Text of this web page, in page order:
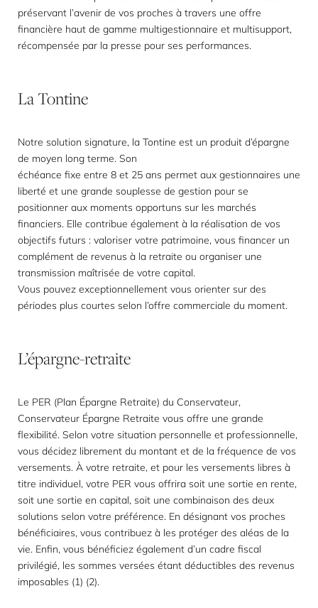
préservant l’avenir de vos proches à travers une offre
financière haut de gamme multigestionnaire et multisupport,
récompensée par la presse pour ses performances.
LaTontine
Notre solution signature, la Tontine est un produit d’épargne
de moyen long terme. Son
échéance fixe entre 8 et 25 ans permet aux gestionnaires une
liberté et une grande souplesse de gestion pour se
positionner aux moments opportuns sur les marchés
financiers. Elle contribue également à la réalisation de vos
objectifs futurs : valoriser votre patrimoine, vous financer un
complément de revenus à la retraite ou organiser une
transmission maîtrisée de votre capital.
Vous pouvez exceptionnellement vous orienter sur des
périodes plus courtes selon l’offre commerciale du moment.
L’épargne-retraite
Le PER (Plan Épargne Retraite) du Conservateur,
Conservateur Épargne Retraite vous offre une grande
flexibilité. Selon votre situation personnelle et professionnelle,
vous décidez librement du montant et de la fréquence de vos
versements. À votre retraite, et pour les versements libres à
titre individuel, votre PER vous offrira soit une sortie en rente,
soit une sortie en capital, soit une combinaison des deux
solutions selon votre préférence. En désignant vos proches
bénéficiaires, vous contribuez à les protéger des aléas de la
vie. Enfin, vous bénéficiez également d’un cadre fiscal
privilégié, les sommes versées étant déductibles des revenus
imposables (1) (2).